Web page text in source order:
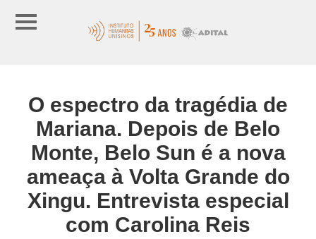
O espectro da tragédia de
Mariana. Depois de Belo
Monte, Belo Sun é a nova
ameaça à Volta Grande do
Xingu. Entrevista especial
com Carolina Reis